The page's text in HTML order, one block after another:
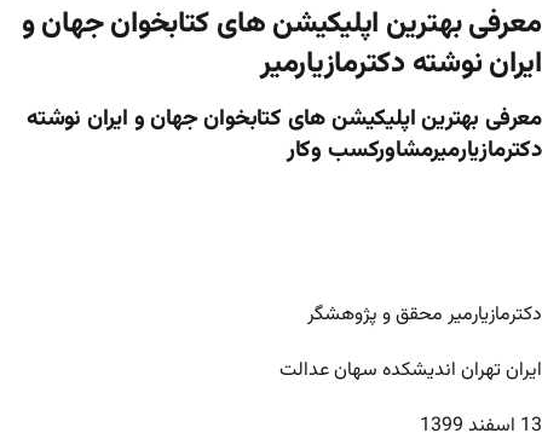
معرفی بهترین اپلیکیشن های کتابخوان جهان و
ایران نوشته دکترمازیارمیر
معرفی بهترین اپلیکیشن های کتابخوان جهان و ایران نوشته
دکترمازیارمیرمشاورکسب وکار
دکترمازیارمیر محقق و پژوهشگر
ایران تهران اندیشکده سهان عدالت
13 اسفند 1399